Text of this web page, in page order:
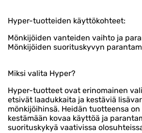
Hyper-tuotteiden käyttökohteet:
Mönkijöiden vanteiden vaihto ja
Mönkijöiden suorituskyvyn
Miksi valita Hyper?
Hyper-tuotteet ovat erinomainen
etsivät laadukkaita ja kestäviä
mönkijöihinsä. Heidän tuotteensa
kestämään kovaa käyttöä ja
suorituskykyä vaativissa